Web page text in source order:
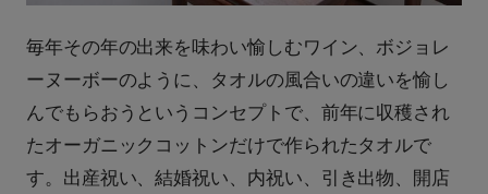
毎年その年の出来を味わい愉しむワイン、ボジョレ
ーヌーボーのように、タオルの風合いの違いを愉し
んでもらおうというコンセプトで、前年に収穫され
たオーガニックコットンだけで作られたタオルで
す。出産祝い、結婚祝い、内祝い、引き出物、開店